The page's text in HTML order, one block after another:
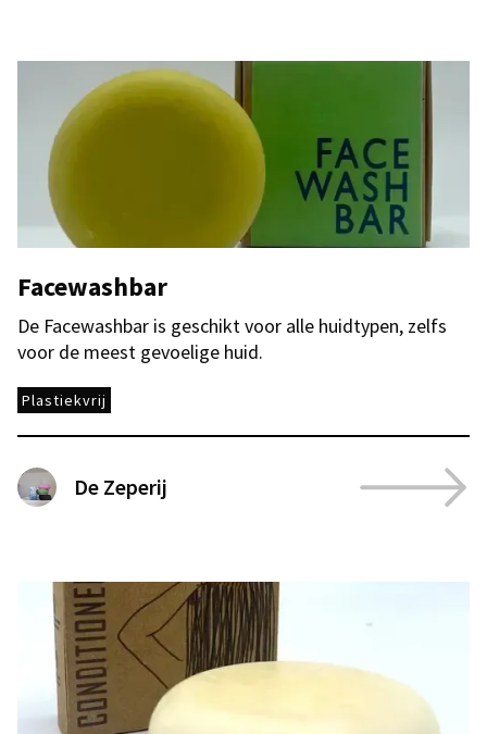
Facewashbar
De Facewashbar is geschikt voor alle huidtypen, zelfs
voor de meest gevoelige huid.
Plastiekvrij
De Zeperij